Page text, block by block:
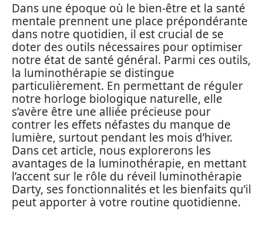
Dans une époque où le bien-être et la santé
mentale prennent une place prépondérante
dans notre quotidien, il est crucial de se
doter des outils nécessaires pour optimiser
notre état de santé général. Parmi ces outils,
la luminothérapie se distingue
particulièrement. En permettant de réguler
notre horloge biologique naturelle, elle
s’avère être une alliée précieuse pour
contrer les effets néfastes du manque de
lumière, surtout pendant les mois d’hiver.
Dans cet article, nous explorerons les
avantages de la luminothérapie, en mettant
l’accent sur le rôle du réveil luminothérapie
Darty, ses fonctionnalités et les bienfaits qu’il
peut apporter à votre routine quotidienne.